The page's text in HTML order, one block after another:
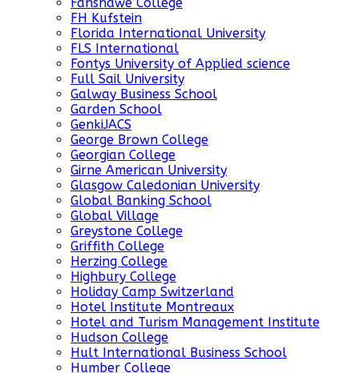
Fanshawe College
FH Kufstein
Florida International University
FLS International
Fontys University of Applied science
Full Sail University
Galway Business School
Garden School
GenkiJACS
George Brown College
Georgian College
Girne American University
Glasgow Caledonian University
Global Banking School
Global Village
Greystone College
Griffith College
Herzing College
Highbury College
Holiday Camp Switzerland
Hotel Institute Montreaux
Hotel and Turism Management Institute
Hudson College
Hult International Business School
Humber College